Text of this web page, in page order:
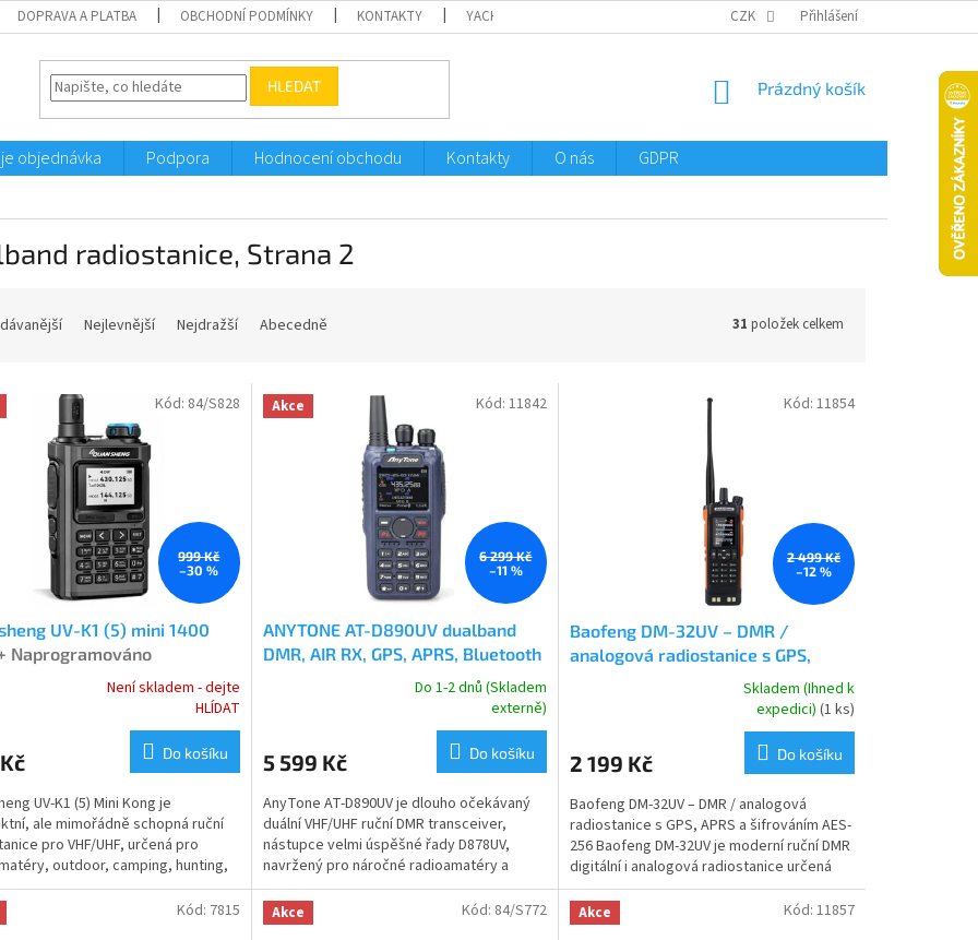
DOPRAVA A PLATBA OBCHODNÍ PODMÍNKY KONTAKTY YACHTMENI CZK Přihlášení
HLEDAT
NÁKUPNÍ
Prázdný košík
objednávka Podpora Hodnocení obchodu Kontakty O nás GDPR
radiostanice, Strana 2
Nejlevnější Nejdražší Abecedně 31 položek celkem
999 Kč
–30 %
UV-K1 (5) mini 1400
Naprogramováno
Není skladem - dejte
HLÍDAT
Do košíku
UV-K1 (5) Mini Kong je
ale mimořádně schopná ruční
pro VHF/UHF, určená pro
outdoor, camping, hunting,
krizovou...
Kód: 84/S828 Akce
6 299 Kč
–11 %
ANYTONE AT-D890UV dualband
DMR, AIR RX, GPS, APRS, Bluetooth
je
z
5
hvězdiček.
Do 1-2 dnů (Skladem
externě)
5 599 Kč Do košíku
AnyTone AT-D890UV je dlouho očekávaný
duální VHF/UHF ruční DMR transceiver,
nástupce velmi úspěšné řady D878UV,
navržený pro náročné radioamatéry a
profesionální uživatele,...
Kód: 11842
2 499 Kč
–12 %
Baofeng DM-32UV – DMR /
analogová radiostanice s GPS,
APRS a šifrováním AES-256
je
z
5
hvězdiček.
Skladem (Ihned k
expedici) (1 ks)
2 199 Kč Do košíku
Baofeng DM-32UV – DMR / analogová
radiostanice s GPS, APRS a šifrováním AES-
256 Baofeng DM-32UV je moderní ruční DMR
digitální i analogová radiostanice určená
pro náročné...
Kód: 11854
Kód: 7815 Akce Kód: 84/S772 Akce Kód: 11857